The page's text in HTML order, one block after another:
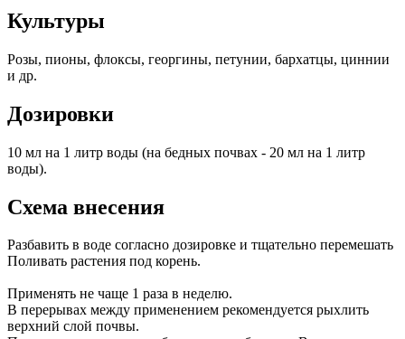
Культуры
Розы, пионы, флоксы, георгины, петунии, бархатцы, циннии
и др.
Дозировки
10 мл на 1 литр воды (на бедных почвах - 20 мл на 1 литр
воды).
Схема внесения
Разбавить в воде согласно дозировке и тщательно перемешать
Поливать растения под корень.
Применять не чаще 1 раза в неделю.
В перерывах между применением рекомендуется рыхлить
верхний слой почвы.